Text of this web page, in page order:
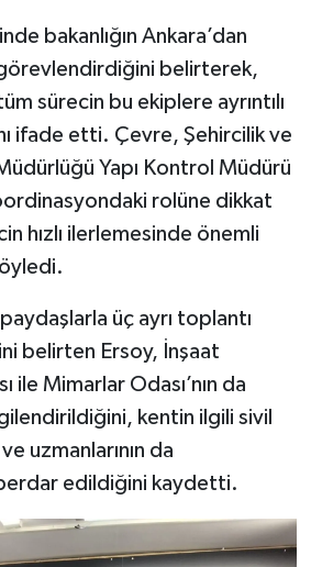
bakanlığın Ankara’dan
belirterek,
sürecin bu ekiplere ayrıntılı
ifade etti. Çevre, Şehircilik ve
Yapı Kontrol Müdürü
rolüne dikkat
hızlı ilerlemesinde önemli
üç ayrı toplantı
belirten Ersoy, İnşaat
ile Mimarlar Odası’nın da
kentin ilgili sivil
uzmanlarının da
edildiğini kaydetti.